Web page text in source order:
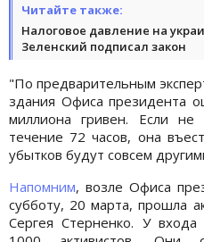
Читайте также:
Налоговое давление на
Зеленский подписал закон
"По предварительным
здания Офиса президента
миллиона гривен. Если не
течение 72 часов, она
убытков будут совсем
Напомним, возле Офиса
субботу, 20 марта, прошла
Сергея Стерненко. У